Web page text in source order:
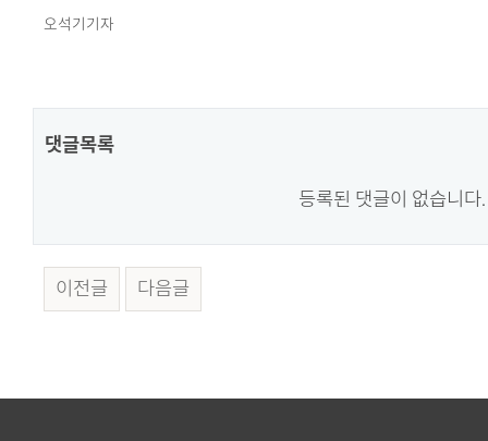
오석기기자
댓글목록
등록된 댓글이 없습니다.
이전글 다음글